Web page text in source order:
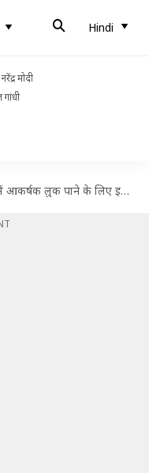
Hindi
नरेंद्र मोदी
गांधी
लुक पाने के लिए इन ड्रेसिंग टिप्स को करें फॉलो